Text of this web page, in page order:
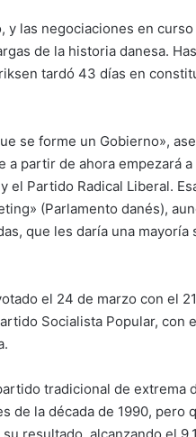
y las negociaciones en
de la historia danesa.
tardó 43 días en
se forme un Gobierno»,
a partir de ahora empezará
el Partido Radical Liberal.
(Parlamento danés),
que les daría una mayoría
el 24 de marzo con el
Socialista Popular, con
tradicional de extrema
de la década de 1990, pero